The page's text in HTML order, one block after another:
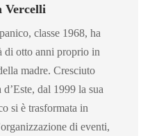
Vercelli
classe 1968, ha
di otto anni proprio in
madre. Cresciuto
dal 1999 la sua
si è trasformata in
di eventi,